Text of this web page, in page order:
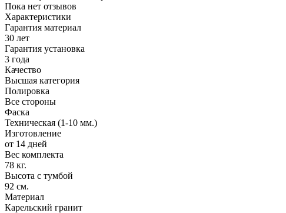
Пока нет отзывов
Характеристики
Гарантия материал
30 лет
Гарантия установка
3 года
Качество
Высшая категория
Полировка
Все стороны
Фаска
Техническая (1-10 мм.)
Изготовление
от 14 дней
Вес комплекта
78 кг.
Высота с тумбой
92 см.
Материал
Карельский гранит